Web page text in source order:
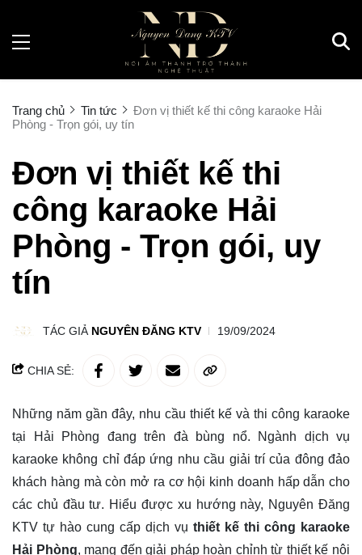
Trang chủ Tin tức
Đơn vị thiết kế thi công karaoke Hải
Phòng - Trọn gói, uy tín
Đơn vị thiết kế thi
công karaoke Hải
Phòng - Trọn gói, uy
tín
TÁC GIẢ NGUYÊN ĐĂNG KTV 19/09/2024
CHIA SẺ:
Những năm gần đây, nhu cầu thiết kế và thi công karaoke
tại Hải Phòng đang trên đà bùng nổ. Ngành dịch vụ
karaoke không chỉ đáp ứng nhu cầu giải trí của đông đảo
khách hàng mà còn mở ra cơ hội kinh doanh hấp dẫn cho
các chủ đầu tư. Hiểu được xu hướng này, Nguyên Đăng
KTV tự hào cung cấp dịch vụ thiết kế thi công karaoke
Hải Phòng, mang đến giải pháp hoàn chỉnh từ thiết kế nội